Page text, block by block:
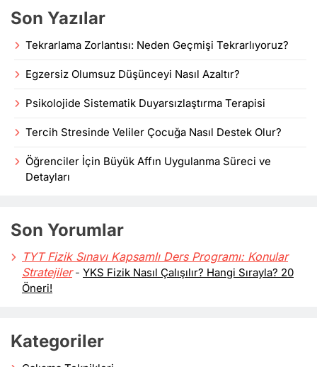
Son Yazılar
Tekrarlama Zorlantısı: Neden Geçmişi Tekrarlıyoruz?
Egzersiz Olumsuz Düşünceyi Nasıl Azaltır?
Psikolojide Sistematik Duyarsızlaştırma Terapisi
Tercih Stresinde Veliler Çocuğa Nasıl Destek Olur?
Öğrenciler İçin Büyük Affın Uygulanma Süreci ve
Detayları
Son Yorumlar
TYT Fizik Sınavı Kapsamlı Ders Programı: Konular
Stratejiler- YKS Fizik Nasıl Çalışılır? Hangi Sırayla? 20
Öneri!
Kategoriler